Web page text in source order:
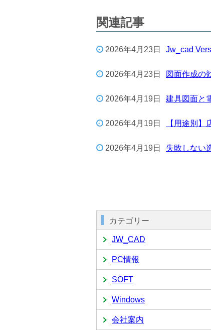
関連記事
2026年4月23日 Jw_cad
2026年4月23日 図面作成の
2026年4月19日 建具図面と
2026年4月19日 【用途別
2026年4月19日 失敗しない
カテゴリー
JW_CAD
PC情報
SOFT
Windows
会社案内